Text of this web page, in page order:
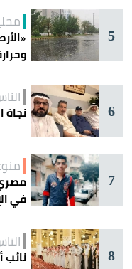
5
6 نجاة
7
في
8
نائب